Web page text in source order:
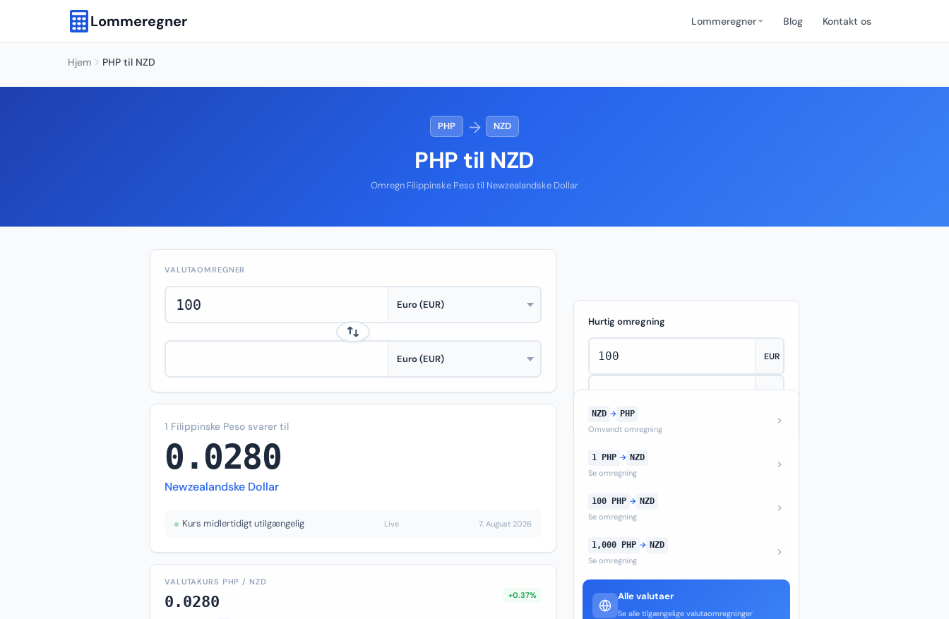
Lommeregner Lommeregner Blog Kontakt os
Hjem PHP til NZD
PHP → NZD
PHP til NZD
Omregn Filippinske Peso til Newzealandske Dollar
VALUTAOMREGNER
1 Filippinske Peso svarer til
0.0280
Newzealandske Dollar
Kurs midlertidigt utilgængelig Live 7. August 2026
VALUTAKURS PHP / NZD
0.0280 +0.37%
Hurtig omregning
NZD → PHP
Omvendt omregning
1 PHP → NZD
Se omregning
100 PHP → NZD
Se omregning
1,000 PHP → NZD
Se omregning
Alle valutaer
Se alle tilgængelige valutaomregninger